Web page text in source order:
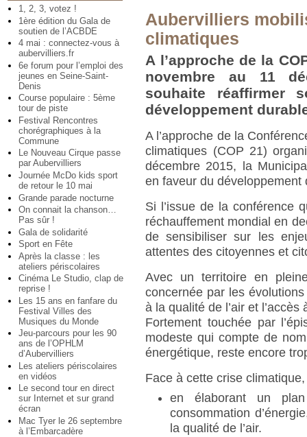
1, 2, 3, votez !
1ère édition du Gala de
soutien de l’ACBDE
4 mai : connectez-vous à
aubervilliers.fr
6e forum pour l’emploi des
jeunes en Seine-Saint-
Denis
Course populaire : 5ème
tour de piste
Festival Rencontres
chorégraphiques à la
Commune
Le Nouveau Cirque passe
par Aubervilliers
Journée McDo kids sport
de retour le 10 mai
Grande parade nocturne
On connait la chanson…
Pas sûr !
Gala de solidarité
Sport en Fête
Après la classe : les
ateliers périscolaires
Cinéma Le Studio, clap de
reprise !
Les 15 ans en fanfare du
Festival Villes des
Musiques du Monde
Jeu-parcours pour les 90
ans de l’OPHLM
d’Aubervilliers
Les ateliers périscolaires
en vidéos
Le second tour en direct
sur Internet et sur grand
écran
Mac Tyer le 26 septembre
à l’Embarcadère
Aubervilliers
climatiques
A l’approche de la
novembre au 11
souhaite réaffirmer
développement
A l’approche de la
climatiques (COP 21)
décembre 2015, la
en faveur du développement
Si l’issue de la conférence
réchauffement mondial en
de sensibiliser sur les
attentes des citoyennes et
Avec un territoire en
concernée par les
à la qualité de l’air et l’accès
Fortement touchée par
modeste qui compte de
énergétique, reste encore
Face à cette crise
en élaborant un
consommation
la qualité de l’air.